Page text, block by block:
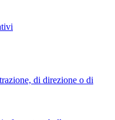
di direzione o di